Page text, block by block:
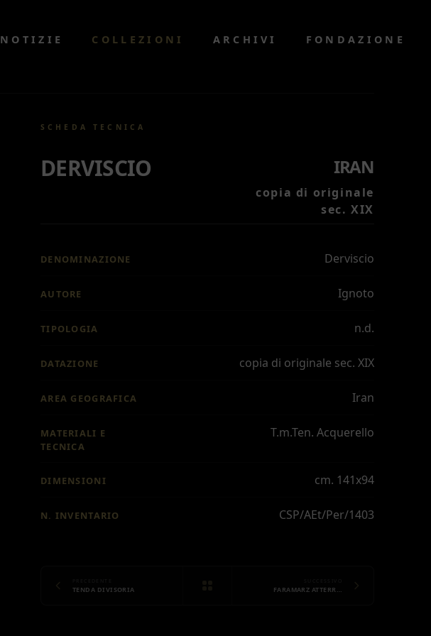
NOTIZIE COLLEZIONI ARCHIVI FONDAZIONE
SCHEDA TECNICA
DERVISCIO IRAN
copia di originale
sec. XIX
DENOMINAZIONE Derviscio
AUTORE Ignoto
TIPOLOGIA n.d.
DATAZIONE copia di originale sec. XIX
AREA GEOGRAFICA Iran
MATERIALI E
TECNICA
T.m.Ten. Acquerello
DIMENSIONI cm. 141x94
N. INVENTARIO CSP/AEt/Per/1403
TENDA DIVISORIA FARAMARZ ATTERR…